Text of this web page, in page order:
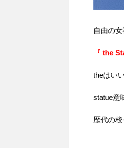
自由の
『 the
theはい
statue意
歴代の